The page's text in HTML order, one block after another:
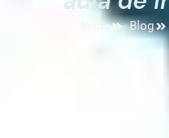
Início Blog